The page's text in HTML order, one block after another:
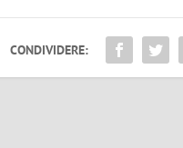
CONDIVIDERE: